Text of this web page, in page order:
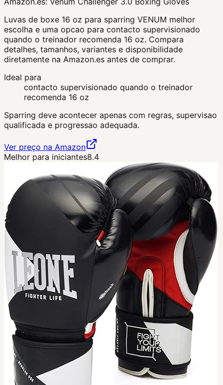
Luvas de boxe 16 oz para sparring VENUM melhor
escolha e uma opcao para contacto supervisionado
quando o treinador recomenda 16 oz. Compara
detalhes, tamanhos, variantes e disponibilidade
diretamente na Amazon.es antes de comprar.
Ideal para
contacto supervisionado quando o treinador
recomenda 16 oz
Sparring deve acontecer apenas com regras, supervisao
qualificada e progressao adequada.
Ver preço na Amazon
Melhor para iniciantes8.4